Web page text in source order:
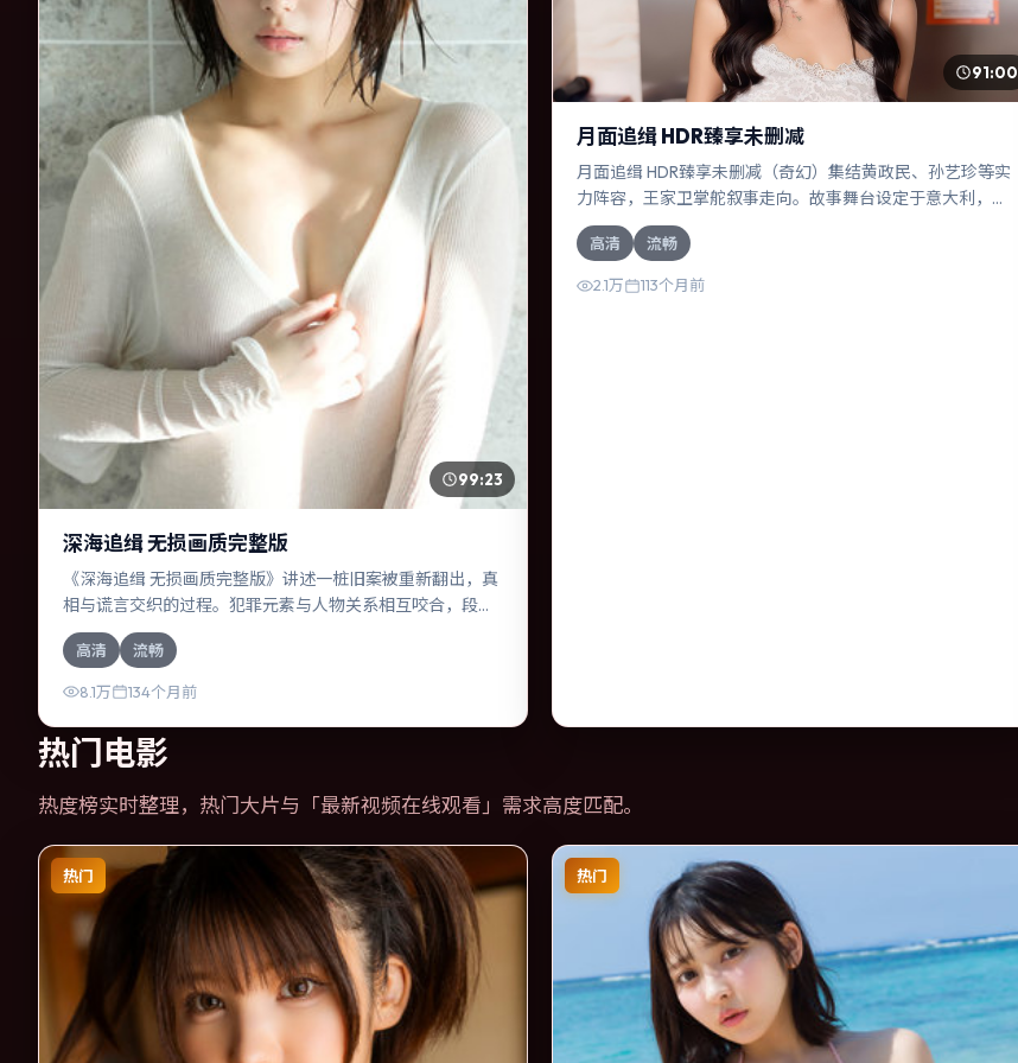
99:23
深海追缉 无损画质完整版
《深海追缉 无损画质完整版》讲述一桩旧案被重新翻出，真
相与谎言交织的过程。犯罪元素与人物关系相互咬合，段奕
宏、莱昂纳多·迪卡普里奥的对手戏尤为出彩。导演朴赞郁善
于在长镜头中积蓄张力，本片亦在中国大陆实地取景，增强
真实质感。
高清 流畅
8.1万 134个月前
91:00
月面追缉 HDR臻享未删减
月面追缉 HDR臻享未删减（奇幻）集结黄政民、孙艺珍等实
力阵容，王家卫掌舵叙事走向。故事舞台设定于意大利，围
绕一次意外选择展开连锁反应；配乐与色彩高度服务于主
题，结尾留白耐人寻味。
高清 流畅
2.1万 113个月前
热门电影
热度榜实时整理，热门大片与「最新视频在线观看 」需求高度匹配。
热门 热门